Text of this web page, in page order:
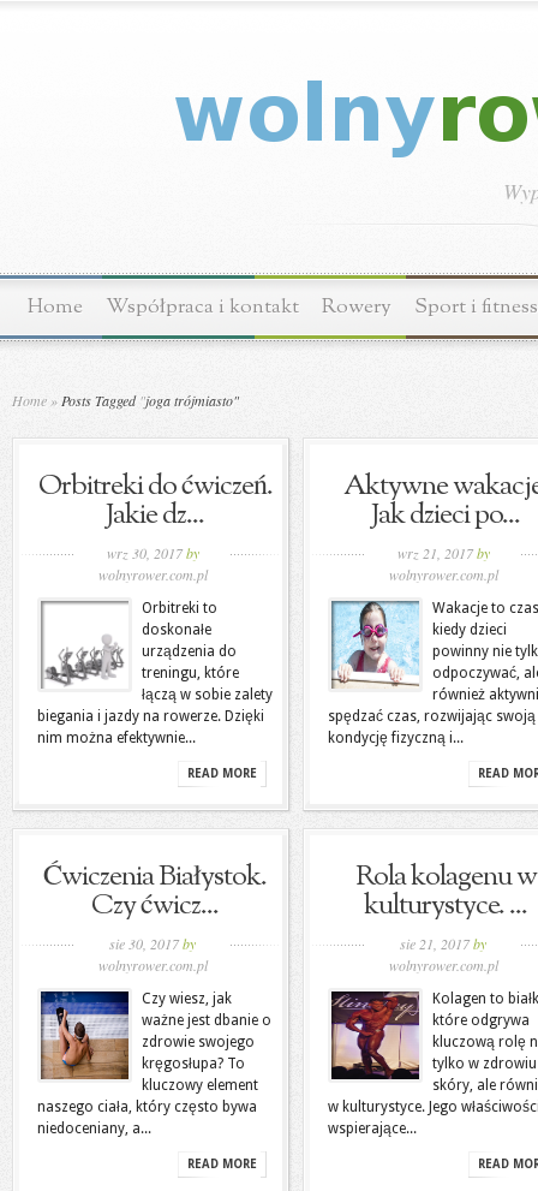
Home Współpraca i kontakt Rowery Sport i fitness
Home » Posts Tagged"joga trójmiasto"
Orbitreki do ćwiczeń.
Jakie dz...
wrz 30, 2017by
wolnyrower.com.pl
Orbitreki to
doskonałe
urządzenia do
treningu, które
łączą w sobie zalety
biegania i jazdy na rowerze. Dzięki
nim można efektywnie...
READ MORE
Aktywne
Jak dzieci po...
wrz 21, 2017by
wolnyrower.com.pl
Wakacje to
kiedy dzieci
powinny nie
odpoczywać,
również
spędzać czas, rozwijając swoją
kondycję fizyczną i...
READ
Ćwiczenia Białystok.
Czy ćwicz...
sie 30, 2017by
wolnyrower.com.pl
Czy wiesz, jak
ważne jest dbanie o
zdrowie swojego
kręgosłupa? To
kluczowy element
naszego ciała, który często bywa
niedoceniany, a...
READ MORE
Rola kolagenu w
kulturystyce. ...
sie 21, 2017by
wolnyrower.com.pl
Kolagen to
które odgrywa
kluczową rolę
tylko w zdrowiu
skóry, ale
w kulturystyce. Jego
wspierające...
READ